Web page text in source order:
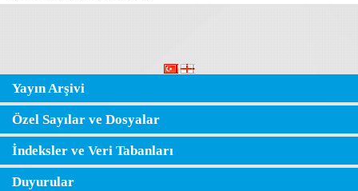
Yayın Arşivi
Özel Sayılar ve Dosyalar
İndeksler ve Veri Tabanları
Duyurular